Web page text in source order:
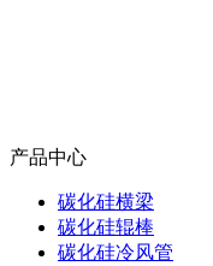
产品中心
碳化硅横梁
碳化硅辊棒
碳化硅冷风管